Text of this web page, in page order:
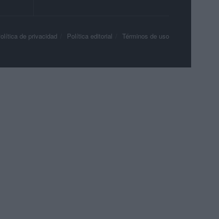
de privacidad Política editorial Términos de uso